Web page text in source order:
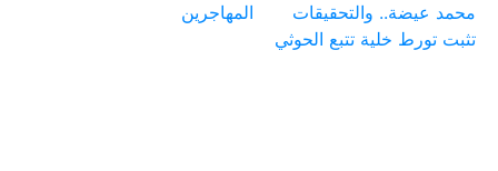
محمد عيضة.. والتحقيقات
تثبت تورط خلية تتبع الحوثي
المهاجرين